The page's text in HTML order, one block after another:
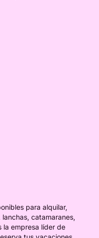
para alquilar,
catamaranes,
la empresa líder de